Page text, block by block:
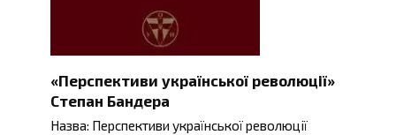
«Перспективи української революції»
Степан Бандера
Назва: Перспективи української революції